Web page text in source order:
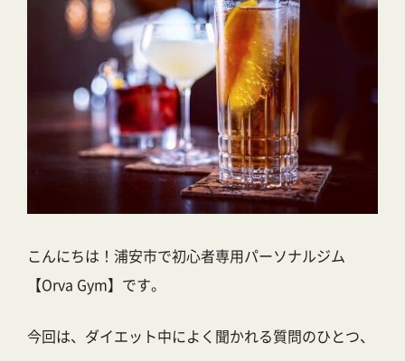
こんにちは！浦安市で初心者専用パーソナルジム
【Orva Gym】です。
今回は、ダイエット中によく聞かれる質問のひとつ、